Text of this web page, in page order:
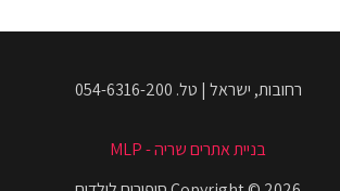
רחובות, ישראל | טל. 054-6316-200
בניית אתרים שריה - MLP